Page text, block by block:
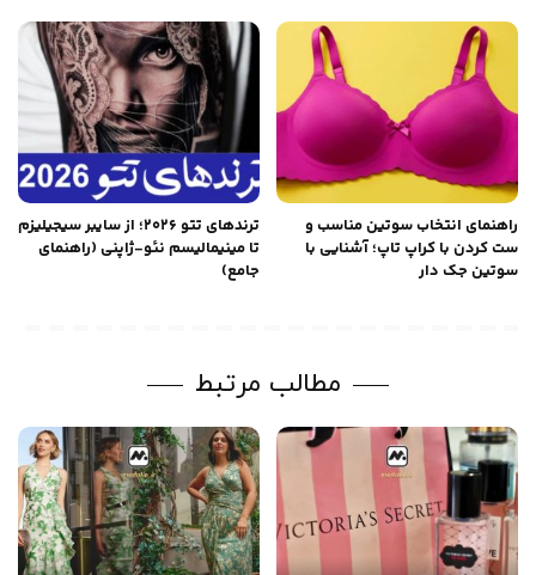
راهنمای انتخاب سوتین مناسب و
ست کردن با کراپ تاپ؛ آشنایی با
سوتین جک دار
ترندهای تتو ۲۰۲۶؛ از سایبر سیجیلیزم
تا مینیمالیسم نئو-ژاپنی (راهنمای
جامع)
مطالب مرتبط